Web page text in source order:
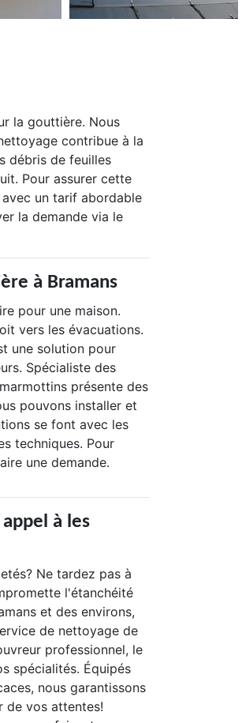
la gouttière. Nous
contribue à la
débris de feuilles
Pour assurer cette
un tarif abordable
la demande via le
à Bramans
pour une maison.
vers les évacuations.
une solution pour
Spécialiste des
présente des
pouvons installer et
se font avec les
techniques. Pour
une demande.
à les
Ne tardez pas à
l'étanchéité
et des environs,
de nettoyage de
professionnel, le
spécialités. Équipés
nous garantissons
de vos attentes!